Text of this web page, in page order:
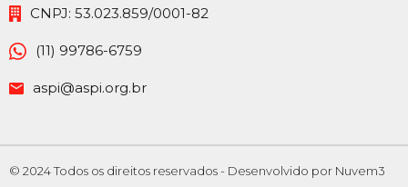
CNPJ: 53.023.859/0001-82
(11) 99786-6759
aspi@aspi.org.br
© 2024 Todos os direitos reservados - Desenvolvido por Nuvem3